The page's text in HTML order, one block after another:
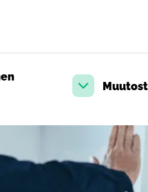
Avaa